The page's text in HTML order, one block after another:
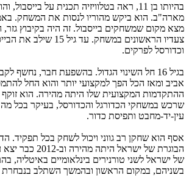
בהיותו בן 11, ראה בטלוויזיה תכנית על
מארה"ב. הוא ביקש מהוריו לנסות את המשחק.
מצא מקום שמשחקים בייסבול. זה היה בקיבוץ גזר,
צעדיו הראשונים במשחק. עד
וכדורסל לפרקים.
בגיל 16 חל השינוי הגדול. בהשפעת חבר, נחשף
אביב ומאז הכל הפך למקצועי יותר והוא החל
ההתקדמות המקצועית שלו היתה מהירה. הוא זוקף
שרכש במשחקי הכדורגל והכדורסל, בעיקר בכל
עין-יד-מחבט ותפיסת כדור.
אסף הוא שחקן רב גווני ויכול לשחק בכל תפקיד.
הבוגרת של ישראל
של ישראל לשני טורנירים בינלאומיים באיטליה,
בשניהם, במקום הראשון ובהמשך השתלב בנבחרת